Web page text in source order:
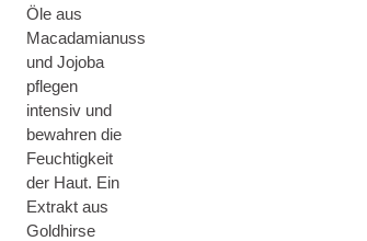
Öle aus
Macadamianuss
und Jojoba
pflegen
intensiv und
bewahren die
Feuchtigkeit
der Haut. Ein
Extrakt aus
Goldhirse